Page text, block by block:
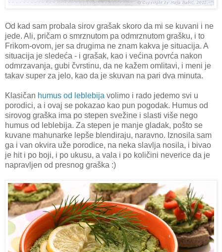
Od kad sam probala sirov grašak skoro da mi se kuvani i ne
jede. Ali, pričam o smrznutom pa odmrznutom grašku, i to
Frikom-ovom, jer sa drugima ne znam kakva je situacija. A
situacija je sledeća - i grašak, kao i većina povrća nakon
odmrzavanja, gubi čvrstinu, da ne kažem omlitavi, i meni je
takav super za jelo, kao da je skuvan na pari dva minuta.
Klasičan humus od leblebija volimo i rado jedemo svi u
porodici, a i ovaj se pokazao kao pun pogodak. Humus od
sirovog graška ima po stepen svežine i slasti više nego
humus od leblebija. Za stepen je manje gladak, pošto se
kuvane mahunarke lepše blendiraju, naravno. Iznosila sam
ga i van okvira uže porodice, na neka slavlja nosila, i bivao
je hit i po boji, i po ukusu, a vala i po količini neverice da je
napravljen od presnog graška :)